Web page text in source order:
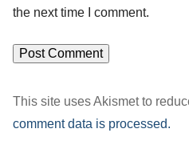
the next time I comment.
This site uses Akismet to
comment data is processed.